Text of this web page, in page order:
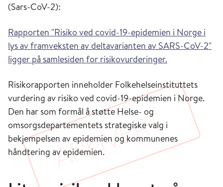
(Sars-CoV-2):
Rapporten "Risiko ved covid-19-epidemien i Norge i
lys av framveksten av deltavarianten av SARS-CoV-2"
ligger på samlesiden for risikovurderinger.
Risikorapporten inneholder Folkehelseinstituttets
vurdering av risiko ved covid-19-epidemien i Norge.
Den har som formål å støtte Helse- og
omsorgsdepartementets strategiske valg i
bekjempelsen av epidemien og kommunenes
håndtering av epidemien.